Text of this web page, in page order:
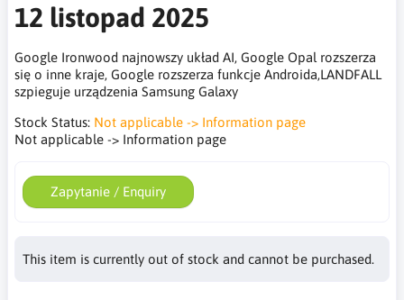
12 listopad 2025
Google Ironwood najnowszy układ AI, Google Opal rozszerza
się o inne kraje, Google rozszerza funkcje Androida,LANDFALL
szpieguje urządzenia Samsung Galaxy
Stock Status: Not applicable -> Information page
Not applicable -> Information page
Zapytanie / Enquiry
This item is currently out of stock and cannot be purchased.